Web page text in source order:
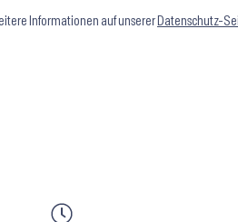
Informationen auf unserer Datenschutz-